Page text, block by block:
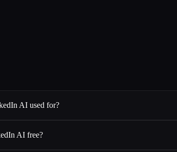
AI used for?
AI free?